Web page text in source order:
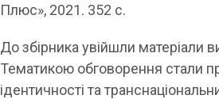
Плюс», 2021. 352 с.
До збірника увійшли матеріали
Тематикою обговорення стали
ідентичності та